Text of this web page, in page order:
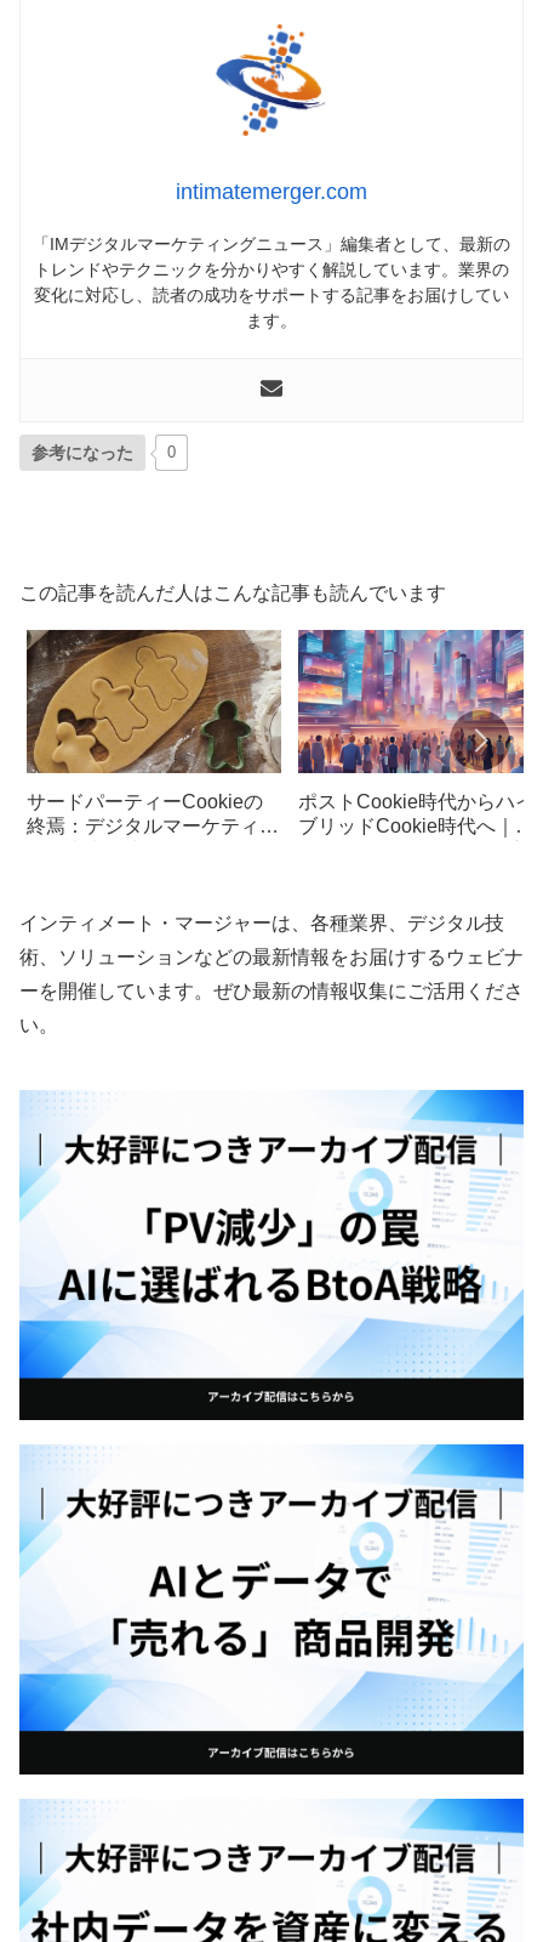
intimatemerger.com
「IMデジタルマーケティングニュース」編集者として、最新の
トレンドやテクニックを分かりやすく解説しています。業界の
変化に対応し、読者の成功をサポートする記事をお届けしてい
ます。
参考になった 0
この記事を読んだ人はこんな記事も読んでいます
サードパーティーCookieの
終焉：デジタルマーケティン
ポストCookie時代からハイ
ブリッドCookie時代へ｜デ
インティメート・マージャーは、各種業界、デジタル技
術、ソリューションなどの最新情報をお届けするウェビナ
ーを開催しています。ぜひ最新の情報収集にご活用くださ
い。